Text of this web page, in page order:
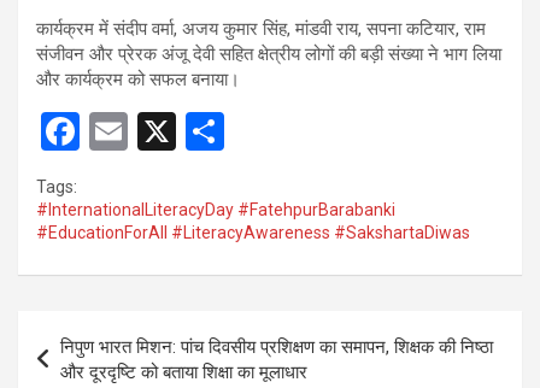
कार्यक्रम में संदीप वर्मा, अजय कुमार सिंह, मांडवी राय, सपना कटियार, राम
संजीवन और प्रेरक अंजू देवी सहित क्षेत्रीय लोगों की बड़ी संख्या ने भाग लिया
और कार्यक्रम को सफल बनाया।
F
ce
b
o
k
E
ail
X
ar
e
Tags:
#InternationalLiteracyDay #FatehpurBarabanki
#EducationForAll #LiteracyAwareness #SakshartaDiwas
Post
navigation
निपुण भारत मिशन: पांच दिवसीय प्रशिक्षण का समापन, शिक्षक की निष्ठा
और दूरदृष्टि को बताया शिक्षा का मूलाधार